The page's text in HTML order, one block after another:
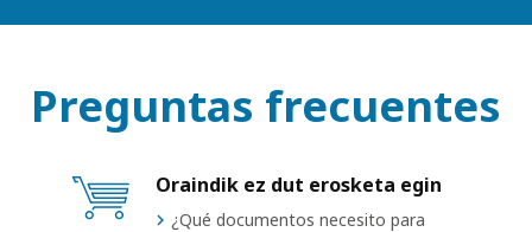
Preguntas frecuentes
Oraindik ez dut erosketa egin
¿Qué documentos necesito para